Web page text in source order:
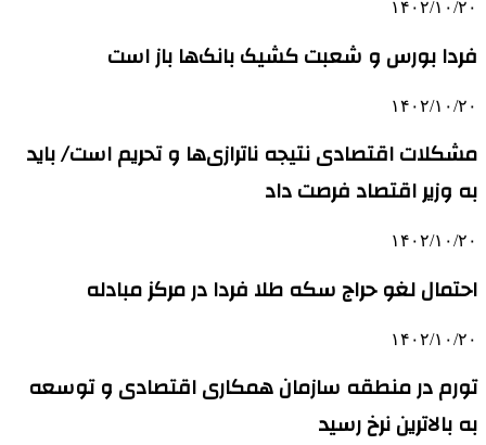
۱۴۰۲/۱۰/۲۰
فردا بورس و شعبت کشیک بانک‌ها باز است
۱۴۰۲/۱۰/۲۰
مشکلات اقتصادی نتیجه ناترازی‌ها و تحریم است/ باید
به وزیر اقتصاد فرصت داد
۱۴۰۲/۱۰/۲۰
احتمال لغو حراج سکه طلا فردا در مرکز مبادله
۱۴۰۲/۱۰/۲۰
تورم در منطقه سازمان همکاری اقتصادی و توسعه
به بالاترین نرخ رسید